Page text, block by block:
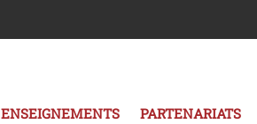
ENSEIGNEMENTS PARTENARIATS